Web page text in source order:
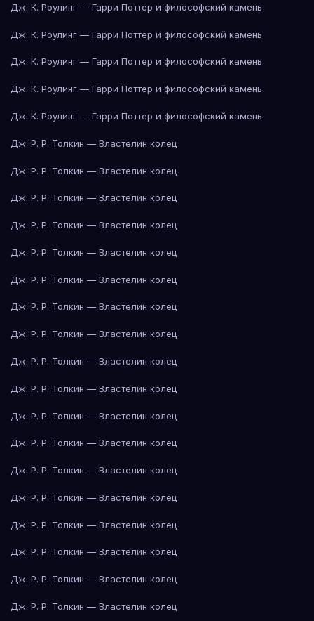
Дж. К. Роулинг — Гарри Поттер и философский камень
Дж. К. Роулинг — Гарри Поттер и философский камень
Дж. К. Роулинг — Гарри Поттер и философский камень
Дж. К. Роулинг — Гарри Поттер и философский камень
Дж. К. Роулинг — Гарри Поттер и философский камень
Дж. Р. Р. Толкин — Властелин колец
Дж. Р. Р. Толкин — Властелин колец
Дж. Р. Р. Толкин — Властелин колец
Дж. Р. Р. Толкин — Властелин колец
Дж. Р. Р. Толкин — Властелин колец
Дж. Р. Р. Толкин — Властелин колец
Дж. Р. Р. Толкин — Властелин колец
Дж. Р. Р. Толкин — Властелин колец
Дж. Р. Р. Толкин — Властелин колец
Дж. Р. Р. Толкин — Властелин колец
Дж. Р. Р. Толкин — Властелин колец
Дж. Р. Р. Толкин — Властелин колец
Дж. Р. Р. Толкин — Властелин колец
Дж. Р. Р. Толкин — Властелин колец
Дж. Р. Р. Толкин — Властелин колец
Дж. Р. Р. Толкин — Властелин колец
Дж. Р. Р. Толкин — Властелин колец
Дж. Р. Р. Толкин — Властелин колец